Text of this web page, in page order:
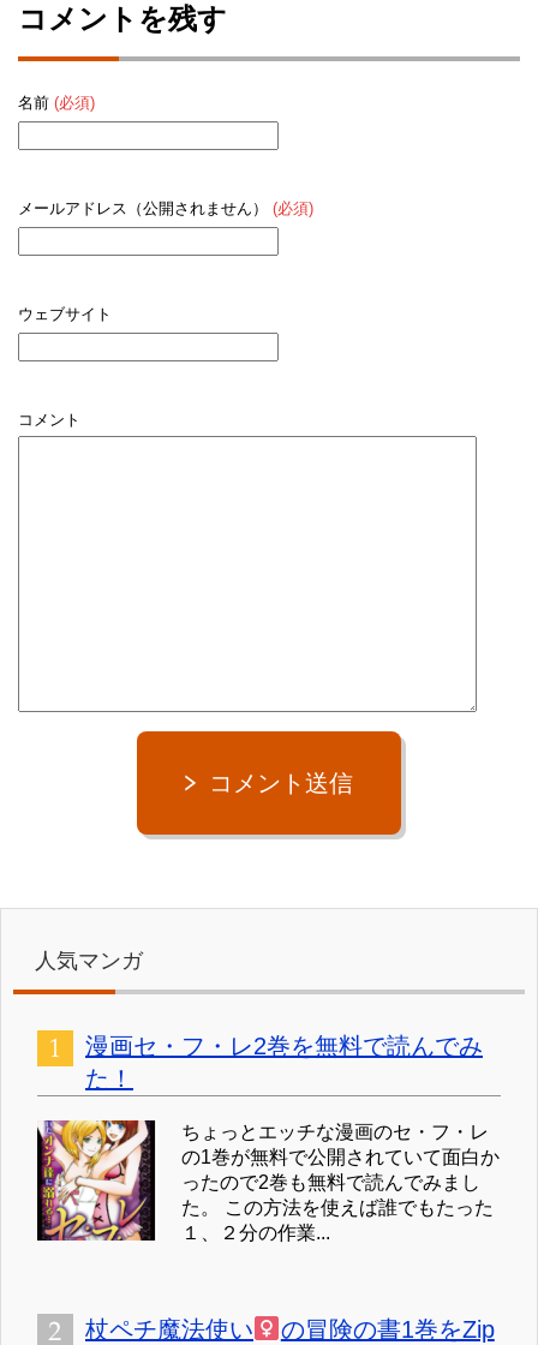
コメントを残す
名前 (必須)
メールアドレス（公開されません） (必須)
ウェブサイト
コメント
コメント送信
人気マンガ
漫画セ・フ・レ2巻を無料で読んでみ
た！
ちょっとエッチな漫画のセ・フ・レ
の1巻が無料で公開されていて面白か
ったので2巻も無料で読んでみまし
た。 この方法を使えば誰でもたった
１、２分の作業...
杖ペチ魔法使い
の冒険の書1巻をZip